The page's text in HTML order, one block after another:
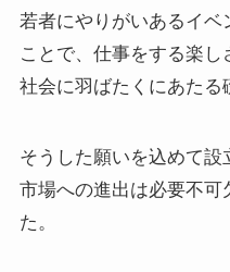
若者にやりがいあるイベ
ことで、仕事をする楽
社会に羽ばたくにあたる
そうした願いを込めて
市場への進出は必要不可
た。